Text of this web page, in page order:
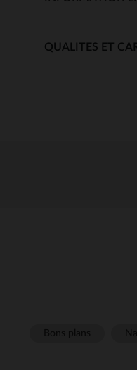
QUALITES ET